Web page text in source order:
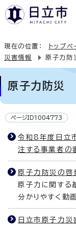
現在の位置： トップペ
災害情報
原子力防
原子力防災
ページID1004773
令和8年度日立
注する事業者の
原子力防災の啓
原子力に関する
分かりやすく動
日立市原子力災